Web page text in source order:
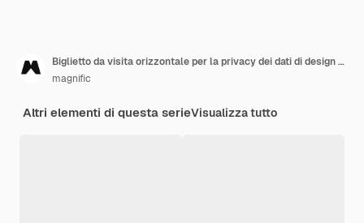
Biglietto da visita orizzontale per la privacy dei dati di design piatto
magnific
Altri elementi di questa serieVisualizza tutto